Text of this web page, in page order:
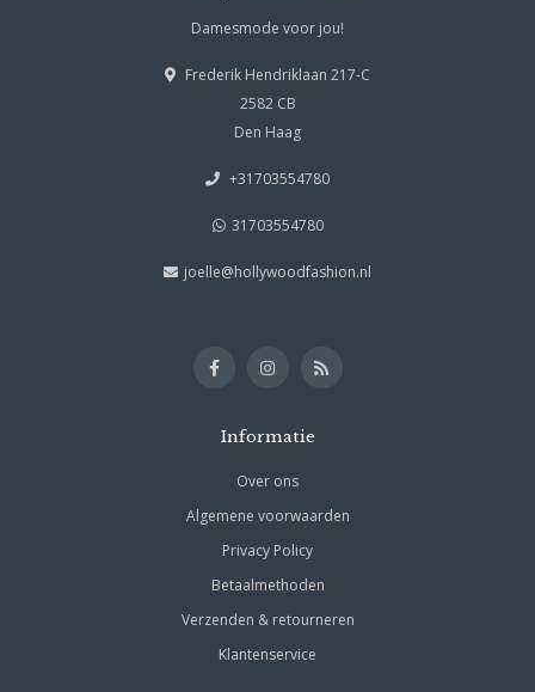
Damesmode voor jou!
Frederik Hendriklaan 217-C
2582 CB
Den Haag
+31703554780
31703554780
joelle@hollywoodfashion.nl
Informatie
Over ons
Algemene voorwaarden
Privacy Policy
Betaalmethoden
Verzenden & retourneren
Klantenservice